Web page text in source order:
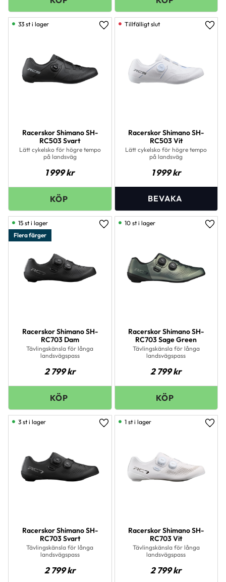
Racerskor Shimano SH-
RC503 Svart
Lätt cykelsko för högre tempo
på landsväg
1 999kr
Lägg till i favoriter
33 st i lager
Racerskor Shimano SH-
RC503 Vit
Lätt cykelsko för högre tempo
på landsväg
1 999kr
Racerskor Shimano SH-
RC703 Dam
Tävlingskänsla för långa
landsvägspass
2 799kr
Flera färger
Lägg till i favoriter
15 st i lager
Racerskor Shimano SH-
RC703 Sage Green
Tävlingskänsla för långa
landsvägspass
2 799kr
10 st i lager
Racerskor Shimano SH-
RC703 Svart
Tävlingskänsla för långa
landsvägspass
2 799kr
Lägg till i favoriter
3 st i lager
Racerskor Shimano SH-
RC703 Vit
Tävlingskänsla för långa
landsvägspass
2 799kr
1 st i lager